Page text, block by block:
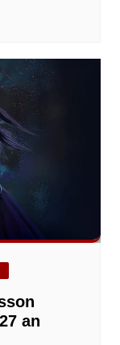
an